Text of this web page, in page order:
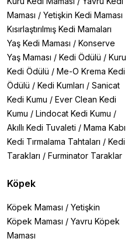
Maması / Yetişkin Kedi Maması
Kısırlaştırılmış Kedi Mamaları
Yaş Kedi Maması / Konserve
Yaş Maması / Kedi Ödülü / Kuru
Kedi Ödülü / Me-O Krema Kedi
Ödülü / Kedi Kumları / Sanicat
Kedi Kumu / Ever Clean Kedi
Kumu / Lindocat Kedi Kumu /
Akıllı Kedi Tuvaleti / Mama Kabı
Kedi Tırmalama Tahtaları / Kedi
Tarakları / Furminator Taraklar
Köpek
Köpek Maması / Yetişkin
Köpek Maması / Yavru Köpek
Maması